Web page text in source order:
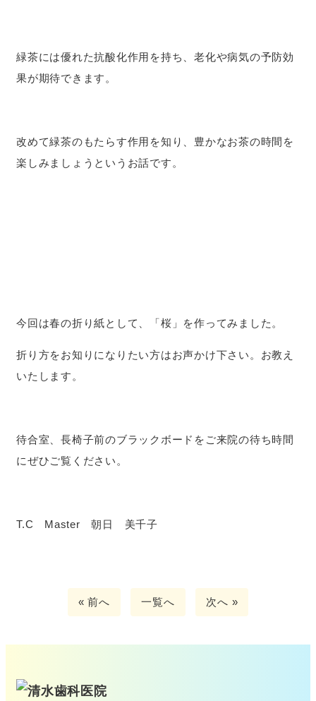
緑茶には優れた抗酸化作用を持ち、老化や病気の予防効
果が期待できます。
改めて緑茶のもたらす作用を知り、豊かなお茶の時間を
楽しみましょうというお話です。
今回は春の折り紙として、「桜」を作ってみました。
折り方をお知りになりたい方はお声かけ下さい。お教え
いたします。
待合室、長椅子前のブラックボードをご来院の待ち時間
にぜひご覧ください。
T.C Master 朝日 美千子
« 前へ 一覧へ 次へ »